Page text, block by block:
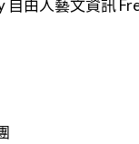
自由人藝文資訊